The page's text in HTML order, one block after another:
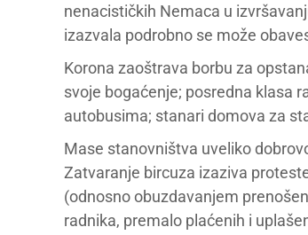
nenacističkih Nemaca u
izazvala podrobno se može
Korona zaoštrava borbu za
svoje bogaćenje; posredna klasa
autobusima; stanari domova za
Mase stanovništva uveliko
Zatvaranje bircuza izaziva
(odnosno obuzdavanjem
radnika, premalo plaćenih i